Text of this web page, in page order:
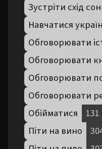
Зустріти схід
Навчатися
Обговорювати
Обговорювати
Обговорювати
Обговорювати
Обійматися
131
Піти на вино